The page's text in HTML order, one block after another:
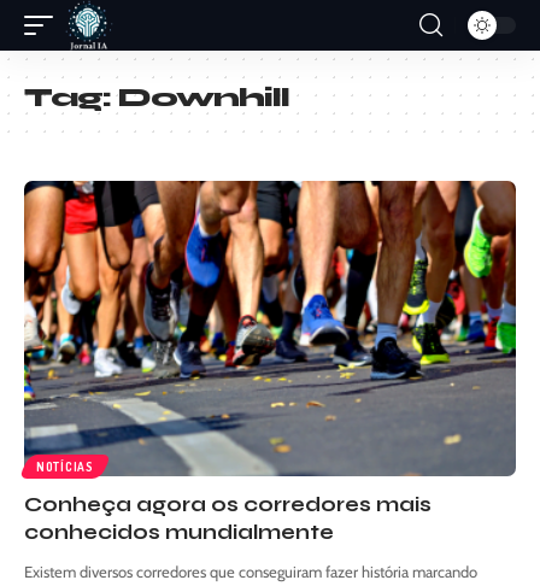
Tag:Downhill
NOTÍCIAS
Conheça agora os corredores mais
conhecidos mundialmente
Existem diversos corredores que conseguiram fazer história marcando